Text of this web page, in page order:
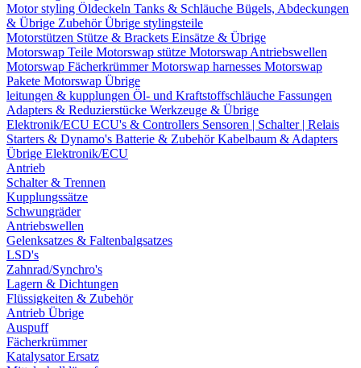
Motor styling Öldeckeln Tanks & Schläuche Bügels, Abdeckungen
& Übrige ZubehörÜbrige stylingsteile
Motorstützen Stütze & Brackets Einsätze & Übrige
Motorswap Teile Motorswap stütze Motorswap Antriebswellen
Motorswap FächerkrümmerMotorswap harnesses Motorswap
Pakete Motorswap Übrige
leitungen & kupplungen Öl- und Kraftstoffschläuche Fassungen
Adapters & Reduzierstücke Werkzeuge & Übrige
Elektronik/ECU ECU's & Controllers Sensoren | Schalter | Relais
Starters & Dynamo's Batterie & ZubehörKabelbaum & Adapters
Übrige Elektronik/ECU
Antrieb
Schalter & Trennen
Kupplungssätze
Schwungräder
Antriebswellen
Gelenksatzes & Faltenbalgsatzes
LSD's
Zahnrad/Synchro's
Lagern & Dichtungen
Flüssigkeiten & Zubehör
Antrieb Übrige
Auspuff
Fächerkrümmer
Katalysator Ersatz